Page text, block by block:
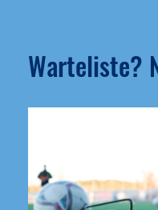
Warteliste?